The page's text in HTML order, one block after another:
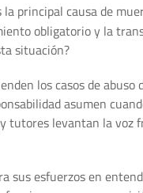
la principal causa de
obligatorio y la
situación?
los casos de
asumen
tutores levantan la voz
sus esfuerzos en